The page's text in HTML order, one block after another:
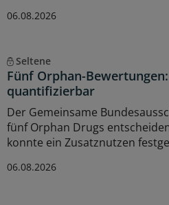
06.08.2026
Seltene
Fünf Orphan-
quantifizierbar
Der Gemeinsame
fünf Orphan Drugs
konnte ein Zusatznutzen
06.08.2026